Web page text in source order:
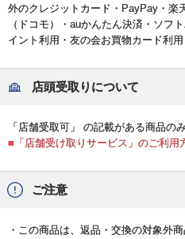
外のクレジットカード・PayPay・楽
（ドコモ）・auかんたん決済・ソフ
イント利用・友の会お買物カード利用
店頭受取りについて
「店舗受取可」 の記載がある商品の
■「店舗受け取りサービス」のご利用
ご注意
・この商品は、返品・交換の対象外商